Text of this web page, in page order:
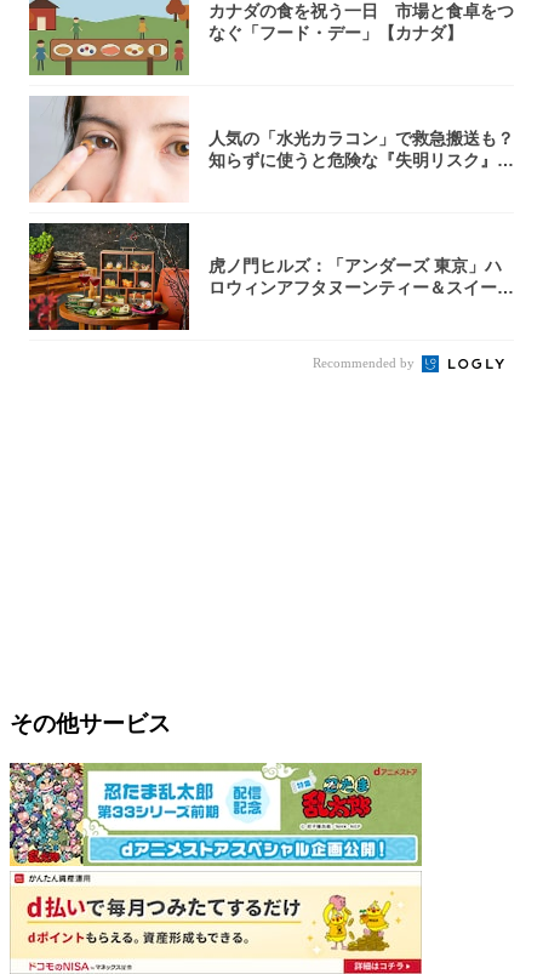
カナダの食を祝う一日 市場と食卓をつ
なぐ「フード・デー」【カナダ】
人気の「水光カラコン」で救急搬送も？
知らずに使うと危険な『失明リスク』と
虎ノ門ヒルズ：「アンダーズ 東京」ハ
ロウィンアフタヌーンティー＆スイーツ
Recommended by
その他サービス